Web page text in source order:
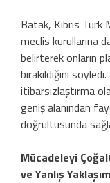
Batak, Kıbrıs Türk
meclis kurullarına
belirterek onların
bırakıldığını
itibarsızlaştırma
geniş alanından
doğrultusunda
Mücadeleyi
ve Yanlış